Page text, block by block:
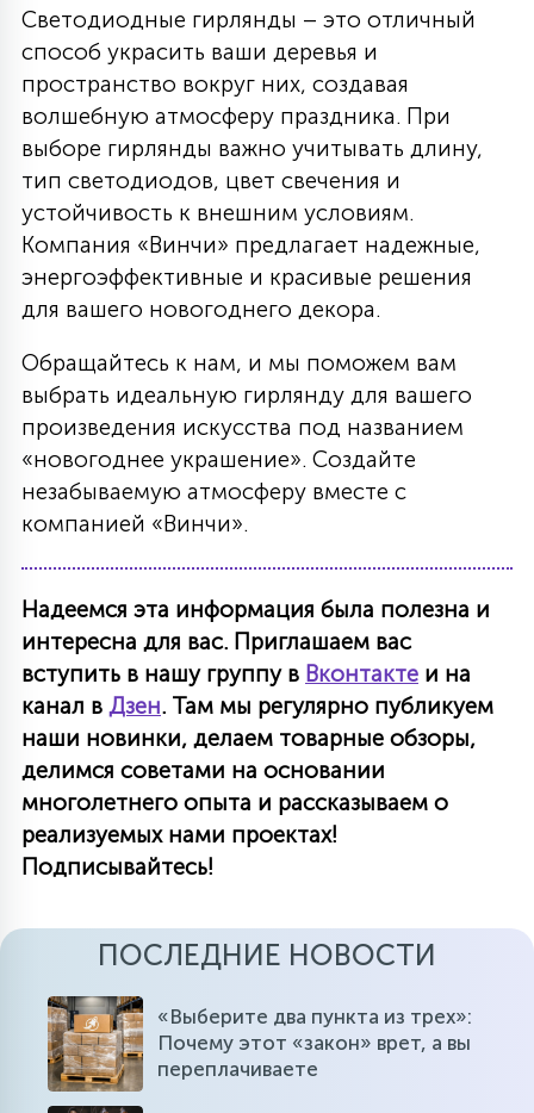
Светодиодные гирлянды – это отличный
способ украсить ваши деревья и
пространство вокруг них, создавая
волшебную атмосферу праздника. При
выборе гирлянды важно учитывать длину,
тип светодиодов, цвет свечения и
устойчивость к внешним условиям.
Компания «Винчи» предлагает надежные,
энергоэффективные и красивые решения
для вашего новогоднего декора.
Обращайтесь к нам, и мы поможем вам
выбрать идеальную гирлянду для вашего
произведения искусства под названием
«новогоднее украшение». Создайте
незабываемую атмосферу вместе с
компанией «Винчи».
Надеемся эта информация была полезна и
интересна для вас. Приглашаем вас
вступить в нашу группу в Вконтакте и на
канал в Дзен. Там мы регулярно публикуем
наши новинки, делаем товарные обзоры,
делимся советами на основании
многолетнего опыта и рассказываем о
реализуемых нами проектах!
Подписывайтесь!
ПОСЛЕДНИЕ НОВОСТИ
«Выберите два пункта из трех»:
Почему этот «закон» врет, а вы
переплачиваете